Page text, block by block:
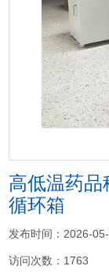
高低温药品
循环箱
发布时间：2026-
访问次数：1763